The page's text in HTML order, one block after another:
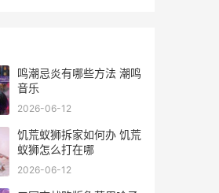
鸣潮忌炎有哪些方法 潮鸣
音乐
2026-06-12
饥荒蚁狮拆家如何办 饥荒
蚁狮怎么打在哪
2026-06-12